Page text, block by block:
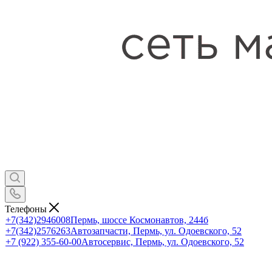
Телефоны
+7(342)2946008Пермь, шоссе Космонавтов, 244б
+7(342)2576263Автозапчасти, Пермь, ул. Одоевского, 52
+7 (922) 355-60-00Автосервис, Пермь, ул. Одоевского, 52